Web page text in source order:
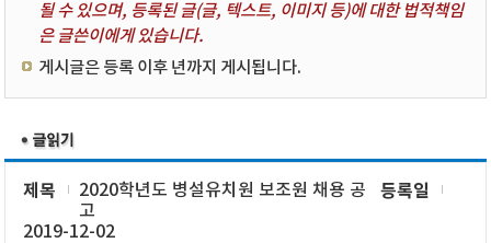
될 수 있으며, 등록된 글(글, 텍스트, 이미지 등)에 대한 법적책임
은 글쓴이에게 있습니다.
게시글은 등록 이후 년까지 게시됩니다.
제목
2020학년도 병설유치원 보조원 채용 공
고
등록일
2019-12-02